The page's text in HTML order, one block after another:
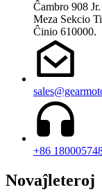
Ĉambro 908
Meza Sekcio
Ĉinio 610000.
+86
Novaĵleteroj